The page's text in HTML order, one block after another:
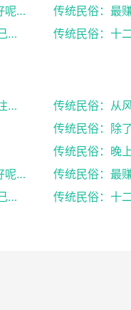
传统民俗：八字中有官库和印库对女人好不好呢？赶快收...
传统民俗：最
传统民俗：出生日期看婚姻好坏,教你了解自己未来的婚...
传统民俗：十
传统民俗：来月经搬家风水,女性朋友们需要注意了
传统民俗：从
传统民俗：八字中有官库和印库对女人好不好呢？赶快收...
传统民俗：最
传统民俗：出生日期看婚姻好坏,教你了解自己未来的婚...
传统民俗：十